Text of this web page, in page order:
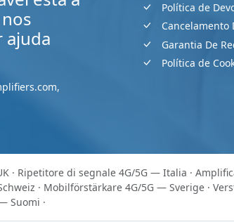
ajuda
,
Política de
Cancelamento
Garantia De
Política de
· Ripetitore di segnale 4G/5G — Italia ·
· Mobilförstärkare 4G/5G — Sverige ·
Suomi ·